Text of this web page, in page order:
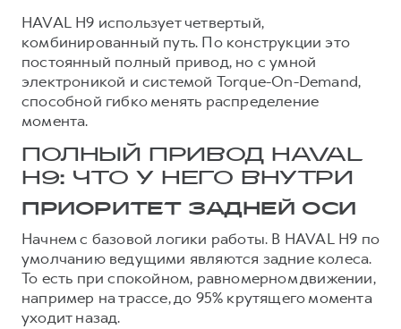
HAVAL H9 использует четвертый,
комбинированный путь. По конструкции это
постоянный полный привод, но с умной
электроникой и системой Torque-On-Demand,
способной гибко менять распределение
момента.
ПОЛНЫЙ ПРИВОД HAVAL
H9: ЧТО У НЕГО ВНУТРИ
ПРИОРИТЕТ ЗАДНЕЙ ОСИ
Начнем с базовой логики работы. В HAVAL H9 по
умолчанию ведущими являются задние колеса.
То есть при спокойном, равномерном движении,
например на трассе, до 95% крутящего момента
уходит назад.